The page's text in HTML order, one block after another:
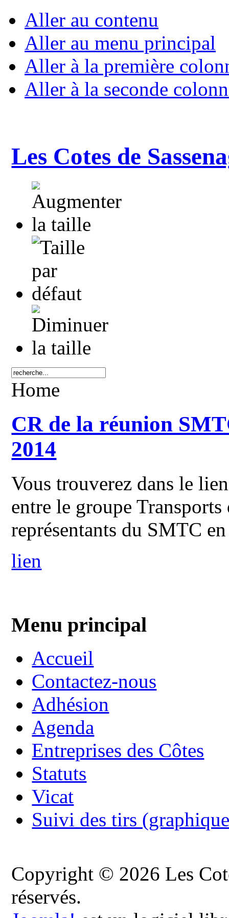
Aller au contenu
Aller au menu principal
Aller à la première
Aller à la seconde
Les Cotes de
Home
CR de la réunion
2014
Vous trouverez dans le
entre le groupe
représentants du SMTC
lien
Menu principal
Accueil
Contactez-nous
Adhésion
Agenda
Entreprises des Côtes
Statuts
Vicat
Suivi des tirs
Copyright © 2026 Les
réservés.